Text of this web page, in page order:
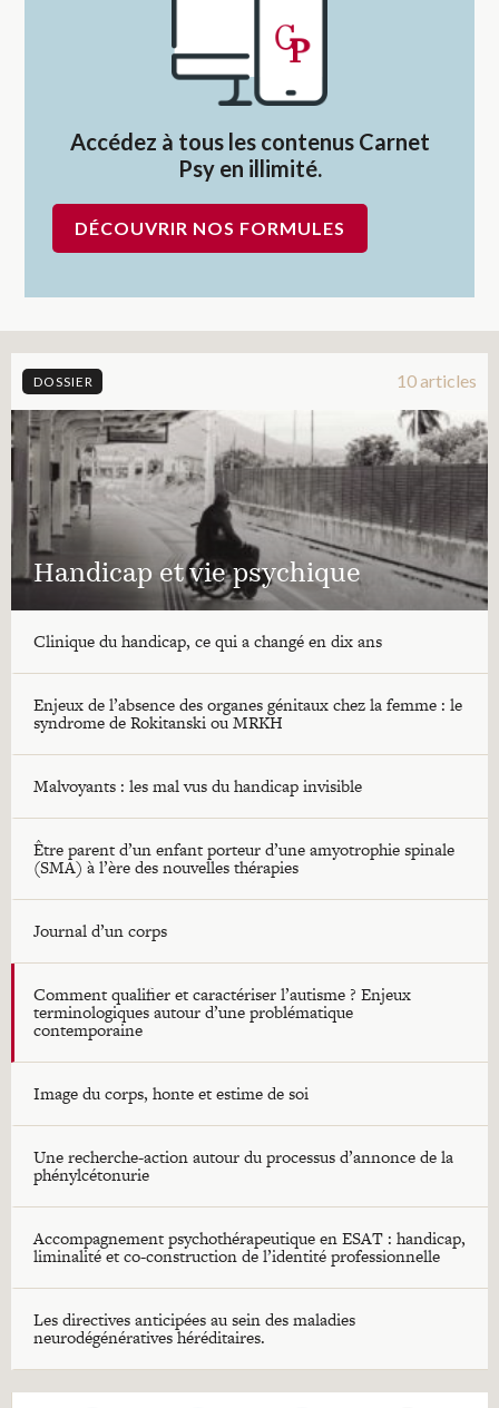
Accédez à tous les contenus Carnet
Psy en illimité.
DÉCOUVRIR NOS FORMULES
DOSSIER 10 articles
Handicap et vie psychique
Clinique du handicap, ce qui a changé en dix ans
Enjeux de l’absence des organes génitaux chez la femme : le
syndrome de Rokitanski ou MRKH
Malvoyants : les mal vus du handicap invisible
Être parent d’un enfant porteur d’une amyotrophie spinale
(SMA) à l’ère des nouvelles thérapies
Journal d’un corps
Comment qualifier et caractériser l’autisme ? Enjeux
terminologiques autour d’une problématique
contemporaine
Image du corps, honte et estime de soi
Une recherche-action autour du processus d’annonce de la
phénylcétonurie
Accompagnement psychothérapeutique en ESAT : handicap,
liminalité et co-construction de l’identité professionnelle
Les directives anticipées au sein des maladies
neurodégénératives héréditaires.